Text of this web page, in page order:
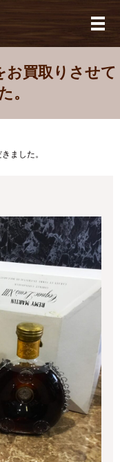
メ
お買取りさせて
。
ました。